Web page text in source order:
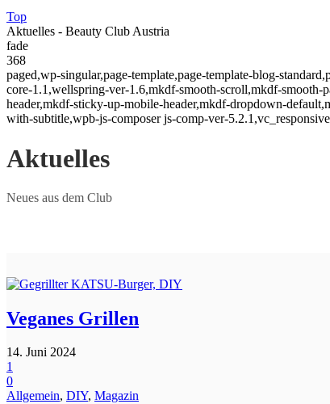
Top
Aktuelles - Beauty Club Austria
fade
368
paged,wp-singular,page-template,page-template-blog-
core-1.1,wellspring-ver-1.6,mkdf-smooth-scroll,mkdf-
header,mkdf-sticky-up-mobile-header,mkdf-dropdown-
with-subtitle,wpb-js-composer js-comp-ver-5.2.1,vc_responsive
Aktuelles
Neues aus dem Club
Veganes Grillen
14. Juni 2024
1
0
Allgemein, DIY, Magazin